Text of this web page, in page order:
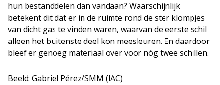
hun bestanddelen dan vandaan? Waarschijnlijk
betekent dit dat er in de ruimte rond de ster klompjes
van dicht gas te vinden waren, waarvan de eerste schil
alleen het buitenste deel kon meesleuren. En daardoor
bleef er genoeg materiaal over voor nóg twee schillen.
Beeld: Gabriel Pérez/SMM (IAC)